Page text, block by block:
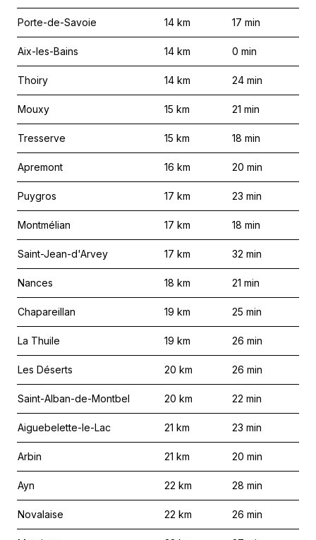
Porte-de-Savoie 14 km 17 min
Aix-les-Bains 14 km 0 min
Thoiry 14 km 24 min
Mouxy 15 km 21 min
Tresserve 15 km 18 min
Apremont 16 km 20 min
Puygros 17 km 23 min
Montmélian 17 km 18 min
Saint-Jean-d'Arvey 17 km 32 min
Nances 18 km 21 min
Chapareillan 19 km 25 min
La Thuile 19 km 26 min
Les Déserts 20 km 26 min
Saint-Alban-de-Montbel 20 km 22 min
Aiguebelette-le-Lac 21 km 23 min
Arbin 21 km 20 min
Ayn 22 km 28 min
Novalaise 22 km 26 min